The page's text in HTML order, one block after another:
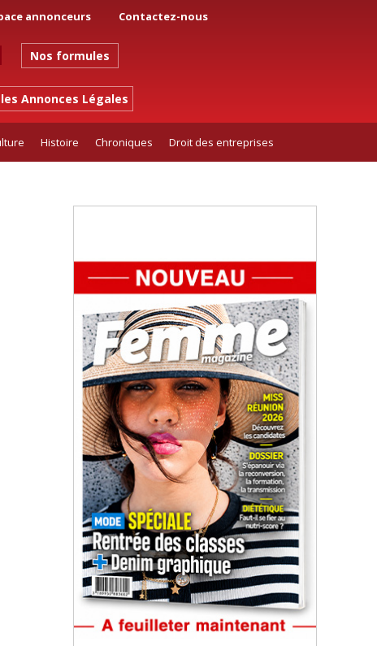
annonceurs Contactez-nous
Nos formules
Annonces Légales
Histoire Chroniques Droit des entreprises